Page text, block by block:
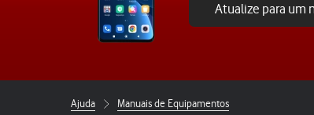
Atualize para um
Ajuda Manuais de Equipamentos